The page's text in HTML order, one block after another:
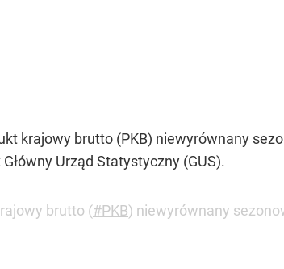
krajowy brutto (PKB) niewyrównany
Urząd Statystyczny (GUS).
brutto (#PKB) niewyrównany